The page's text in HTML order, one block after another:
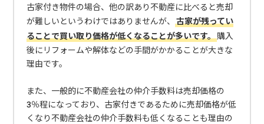
古家付き物件の場合、他の訳あり不動産に比べると売却
が難しいというわけではありませんが、古家が残ってい
ることで買い取り価格が低くなることが多いです。購入
後にリフォームや解体などの手間がかかることが大きな
理由です。
また、一般的に不動産会社の仲介手数料は売却価格の
3％程になっており、古家付きであるために売却価格が低
くなり不動産会社の仲介手数料も低くなることも理由の